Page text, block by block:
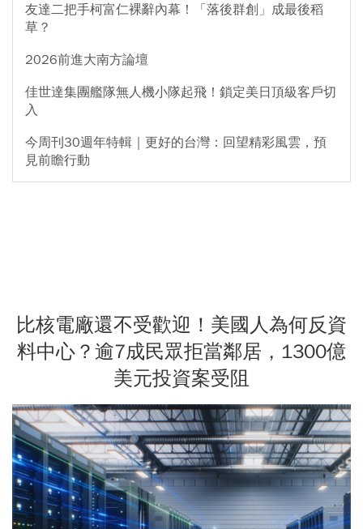
友達二把手柯富仁裸辭內幕！「落後群創」成最後稻
草？
2026前進大南方論壇
佳世達集團艦隊無人機小隊起飛！鎖定美日頂級客戶切
入
今周刊30週年特輯｜更好的台灣：回望精彩風雲，預
見前瞻行動
比核電廠還不受歡迎！美國人為何反資
料中心？逾7成民眾拒當鄰居，1300億
美元投資案受阻